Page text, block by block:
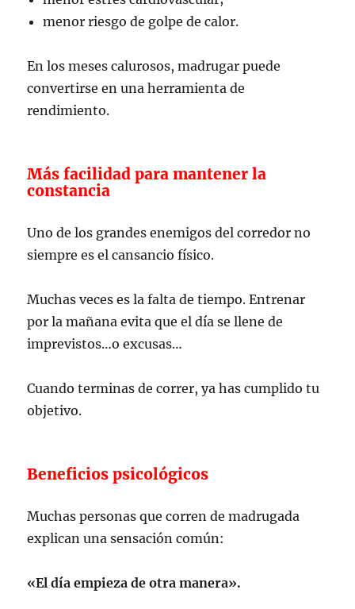
menor riesgo de golpe de calor.
En los meses calurosos, madrugar puede
convertirse en una herramienta de
rendimiento.
Más facilidad para mantener la
constancia
Uno de los grandes enemigos del corredor no
siempre es el cansancio físico.
Muchas veces es la falta de tiempo. Entrenar
por la mañana evita que el día se llene de
imprevistos…o excusas…
Cuando terminas de correr, ya has cumplido tu
objetivo.
Beneficios psicológicos
Muchas personas que corren de madrugada
explican una sensación común:
«El día empieza de otra manera».